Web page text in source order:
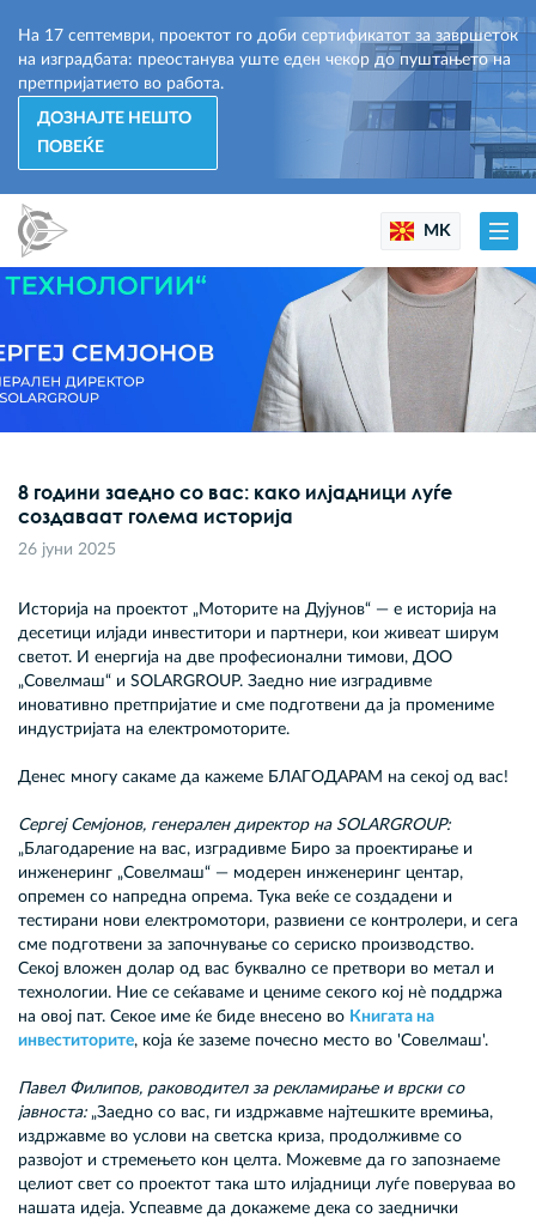
На 17 септември, проектот го доби сертификатот за завршеток
на изградбата: преостанува уште еден чекор до пуштањето на
претпријатието во работа.
ДОЗНАЈТЕ НЕШТО
ПОВЕЌЕ
MK
8 години заедно со вас: како илјадници луѓе
создаваат голема историја
26 јуни 2025
Историја на проектот „Моторите на Дујунов“ — е историја на
десетици илјади инвеститори и партнери, кои живеат ширум
светот. И енергија на две професионални тимови, ДОО
„Совелмаш“ и SOLARGROUP. Заедно ние изградивме
иновативно претпријатие и сме подготвени да ја промениме
индустријата на електромоторите.
Денес многу сакаме да кажеме БЛАГОДАРАМ на секој од вас!
Сергеј Семјонов, генерален директор на SOLARGROUP:
„Благодарение на вас, изградивме Биро за проектирање и
инженеринг „Совелмаш“ — модерен инженеринг центар,
опремен со напредна опрема. Тука веќе се создадени и
тестирани нови електромотори, развиени се контролери, и сега
сме подготвени за започнување со сериско производство.
Секој вложен долар од вас буквално се претвори во метал и
технологии. Ние се сеќаваме и цениме секого кој нè поддржа
на овој пат. Секое име ќе биде внесено во Книгата на
инвеститорите, која ќе заземе почесно место во 'Совелмаш'.
Павел Филипов, раководител за рекламирање и врски со
јавноста:„Заедно со вас, ги издржавме најтешките времиња,
издржавме во услови на светска криза, продолживме со
развојот и стремењето кон целта. Можевме да го запознаеме
целиот свет со проектот така што илјадници луѓе поверуваа во
нашата идеја. Успеавме да докажеме дека со заеднички